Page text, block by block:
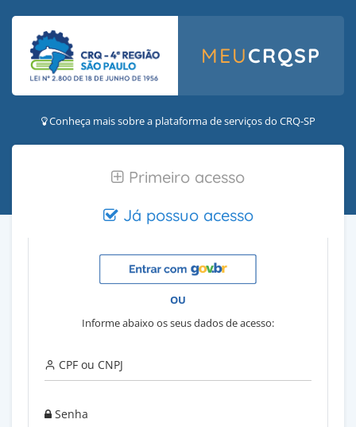
MEUCRQSP
Conheça mais sobre a plataforma de serviços do CRQ-SP
Primeiro acesso
Já possuo acesso
OU
Informe abaixo os seus dados de acesso:
CPF ou CNPJ
Senha